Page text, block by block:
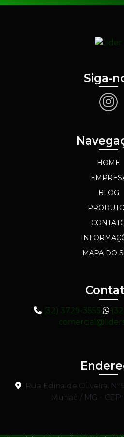
Siga-
HOME
BLOG
MAPA DO
(32) 3729-3555
Rua Edina de Oliveira,
Muriaé / MG -